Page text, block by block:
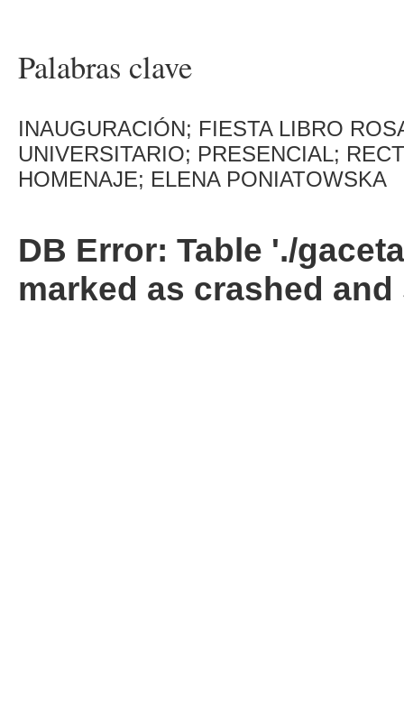
Palabras clave
INAUGURACIÓN; FIESTA LIBRO
UNIVERSITARIO; PRESENCIAL;
HOMENAJE; ELENA PONIATOWSKA
DB Error: Table './
marked as crashed